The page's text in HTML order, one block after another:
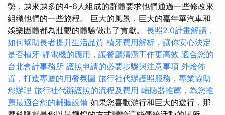
勢，越來越多的4-6人組成的群體要求他們通過一些修改來
組織他們的一些旅程。 巨大的風景，巨大的嘉年華汽車和
娛樂團體都為壯觀的體驗做出了貢獻。 長照2.0計畫解讀，
如何幫助長者提升生活品質 植牙費用解析，讓你安心決定
是否植牙 靜電機的應用，讓餐廳清潔工作更高效 適合您的
台北會計事務所 護照申請的必要步驟與注意事項 外燴佈
置，打造專屬的用餐氛圍 旅行社代辦護照服務，專業協助
您辦理 旅行社代辦護照的流程及費用 輔聽器推薦，為您推
薦最適合您的輔聽設備 如果您喜歡游行和巨大的遊行，那